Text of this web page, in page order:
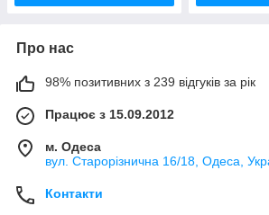
Про нас
98% позитивних з 239 відгуків за рік
Працює з 15.09.2012
м. Одеса
вул. Старорізнична 16/18, Одеса,
Контакти